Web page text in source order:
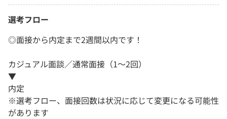
選考フロー
◎面接から内定まで2週間以内です！
カジュアル面談／通常面接（1～2回）
▼
内定
※選考フロー、面接回数は状況に応じて変更になる可能性
があります